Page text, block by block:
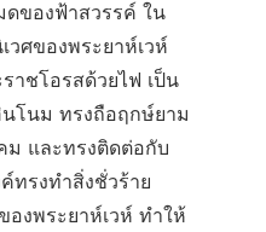
ดของฟ้าสวรรค์ ใน
วศของพระยาห์เวห์
าชโอรสด้วยไฟ เป็น
นโนม ทรงถือฤกษ์ยาม
ม และทรงติดต่อกับ
ทรงทำสิ่งชั่วร้าย
องพระยาห์เวห์ ทำให้